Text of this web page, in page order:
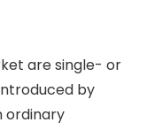
are single- or
by
ordinary